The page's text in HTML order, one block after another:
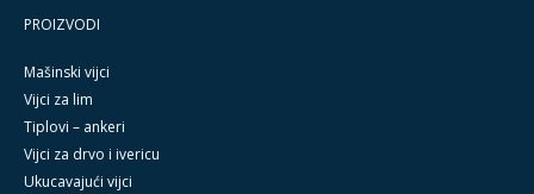
PROIZVODI
Mašinski vijci
Vijci za lim
Tiplovi – ankeri
Vijci za drvo i ivericu
Ukucavajući vijci